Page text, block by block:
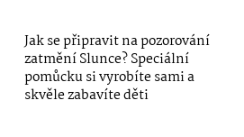
Jak se připravit na pozorování
zatmění Slunce? Speciální
pomůcku si vyrobíte sami a
skvěle zabavíte děti